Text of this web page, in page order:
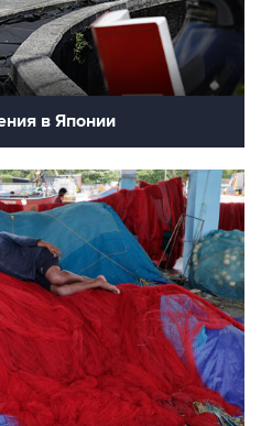
в Японии